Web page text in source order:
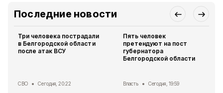
Последние новости
Три человека пострадали
в Белгородской области
после атак ВСУ
СВО Сегодня, 20:22
Пять человек
претендуют на пост
губернатора
Белгородской области
Власть Сегодня, 19:59